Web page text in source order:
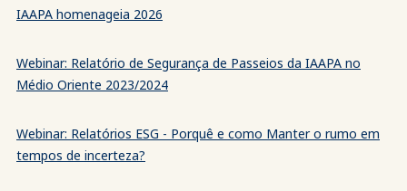
IAAPA homenageia 2026
Webinar: Relatório de Segurança de Passeios da IAAPA no
Médio Oriente 2023/2024
Webinar: Relatórios ESG - Porquê e como Manter o rumo em
tempos de incerteza?